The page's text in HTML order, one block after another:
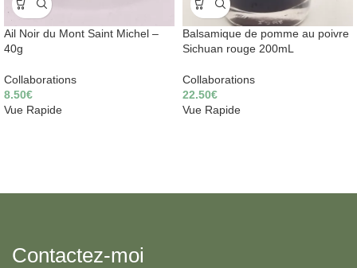
Ail Noir du Mont Saint Michel –
40g
Collaborations
8.50€
Vue Rapide
Balsamique de pomme au poivre
Sichuan rouge 200mL
Collaborations
22.50€
Vue Rapide
Contactez-moi